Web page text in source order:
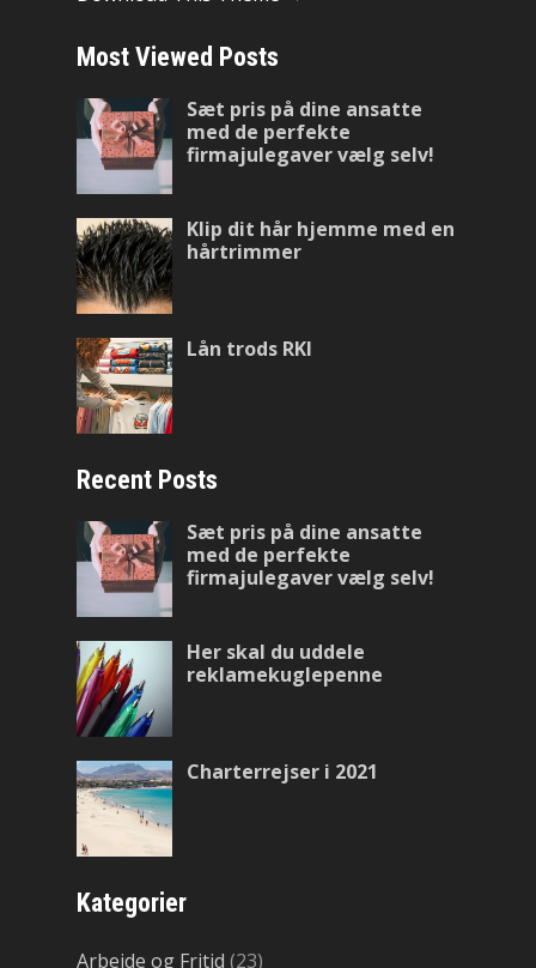
Most Viewed Posts
Sæt pris på dine ansatte
med de perfekte
firmajulegaver vælg selv!
Klip dit hår hjemme med en
hårtrimmer
Lån trods RKI
Recent Posts
Sæt pris på dine ansatte
med de perfekte
firmajulegaver vælg selv!
Her skal du uddele
reklamekuglepenne
Charterrejser i 2021
Kategorier
Arbejde og Fritid (23)